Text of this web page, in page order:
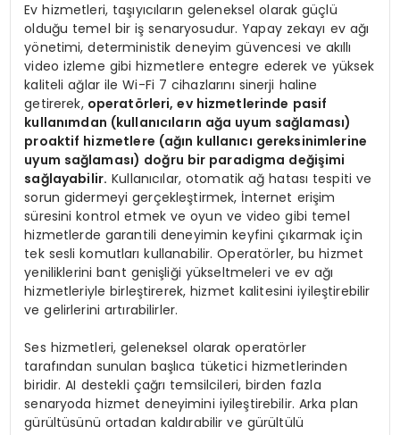
Ev hizmetleri, taşıyıcıların geleneksel olarak güçlü
olduğu temel bir iş senaryosudur. Yapay zekayı ev ağı
yönetimi, deterministik deneyim güvencesi ve akıllı
video izleme gibi hizmetlere entegre ederek ve yüksek
kaliteli ağlar ile Wi-Fi 7 cihazlarını sinerji haline
getirerek,operatörleri, ev hizmetlerinde pasif
kullanımdan (kullanıcıların ağa uyum sağlaması)
proaktif hizmetlere (ağın kullanıcı gereksinimlerine
uyum sağlaması) doğru bir paradigma değişimi
sağlayabilir. Kullanıcılar, otomatik ağ hatası tespiti ve
sorun gidermeyi gerçekleştirmek, İnternet erişim
süresini kontrol etmek ve oyun ve video gibi temel
hizmetlerde garantili deneyimin keyfini çıkarmak için
tek sesli komutları kullanabilir. Operatörler, bu hizmet
yeniliklerini bant genişliği yükseltmeleri ve ev ağı
hizmetleriyle birleştirerek, hizmet kalitesini iyileştirebilir
ve gelirlerini artırabilirler.
Ses hizmetleri, geleneksel olarak operatörler
tarafından sunulan başlıca tüketici hizmetlerinden
biridir. AI destekli çağrı temsilcileri, birden fazla
senaryoda hizmet deneyimini iyileştirebilir. Arka plan
gürültüsünü ortadan kaldırabilir ve gürültülü